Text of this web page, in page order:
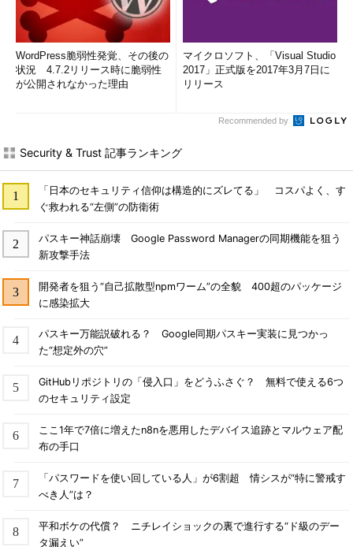
WordPress脆弱性発覚、その後の
状況 4.7.2リリース時に脆弱性
が公開されなかった理由
マイクロソフト、「Visual Studio
2017」正式版を2017年3月7日に
リリース
Recommended by
Security & Trust 記事ランキング
「日本のセキュリティ信仰は構造的にズレてる」 コスパよく、す
ぐ救われる“左側”の防衛術
パスキー神話崩壊 Google Password Managerの同期機能を狙う
新攻撃手法
開発者を狙う“自己拡散型npmワーム”の全貌 400超のパッケージ
に感染拡大
パスキー万能説破れる？ Google同期パスキー実装に見つかっ
た“想定外の穴”
GitHubリポジトリの「侵入口」をどうふさぐ？ 無料で使える6つ
のセキュリティ設定
ここ1年で7倍に増えたn8nを悪用したデバイス追跡とマルウェア配
布の手口
「パスワードを使い回している人」が6割超 情シスが“特に警戒す
べき人”は？
平和ボケの代償？ ニチレイショックの裏で進行する“ド級のデー
タ漏えい”